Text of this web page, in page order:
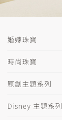
婚嫁珠寶
時尚珠寶
原創主題系列
Disney 主題系列